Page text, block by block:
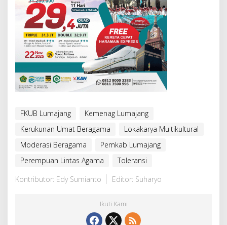
FKUB Lumajang
Kemenag Lumajang
Kerukunan Umat Beragama
Lokakarya Multikultural
Moderasi Beragama
Pemkab Lumajang
Perempuan Lintas Agama
Toleransi
Kontributor: Edy Sumianto
Editor: Suharyo
Ikuti Kami